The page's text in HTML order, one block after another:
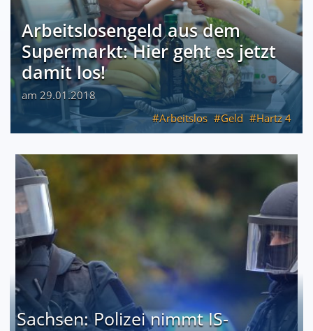
Arbeitslosengeld aus dem
Supermarkt: Hier geht es jetzt
damit los!
am 29.01.2018
Arbeitslos
Geld Hartz 4
Sachsen: Polizei nimmt IS-